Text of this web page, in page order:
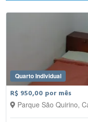
Quarto Individual
R$ 950,00 por mês
Parque São Quirino,